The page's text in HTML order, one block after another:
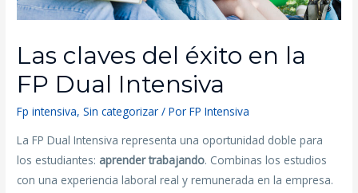
Las claves del éxito en la
FP Dual Intensiva
Fp intensiva,Sin categorizar / PorFP Intensiva
La FP Dual Intensiva representa una oportunidad doble para
los estudiantes: aprender trabajando. Combinas los estudios
con una experiencia laboral real y remunerada en la empresa.